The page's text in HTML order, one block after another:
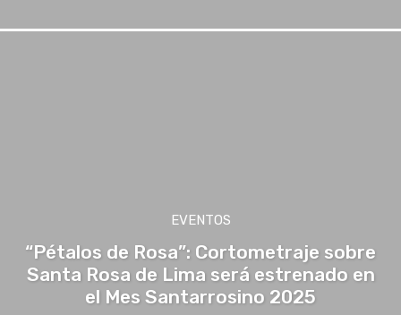
EVENTOS
“Pétalos de Rosa”: Cortometraje sobre
Santa Rosa de Lima será estrenado en
el Mes Santarrosino 2025